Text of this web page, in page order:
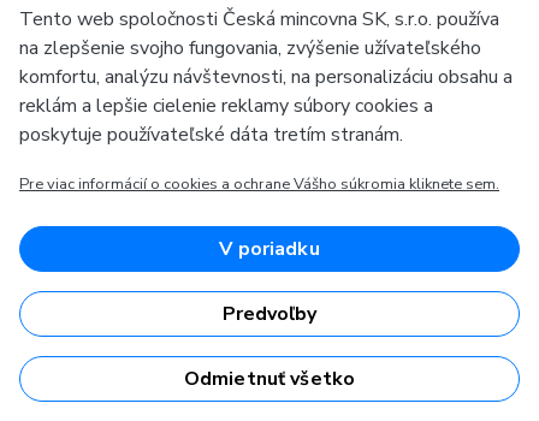
Medzi našich partnerov patria:
Európska únia
OP Podnikanie a inovácie pre konkurencieschopnosť
Európsky fond pre regionálny rozvoj
Česká mincovna, a.s. & Česká mincovna SK, s.r.o. © 1993 - 2026
Tento web spoločnosti Česká mincovna SK, s.r.o. používa
na zlepšenie svojho fungovania, zvýšenie užívateľského
komfortu, analýzu návštevnosti, na personalizáciu obsahu a
reklám a lepšie cielenie reklamy súbory cookies a
poskytuje používateľské dáta tretím stranám.
Pre viac informácií o cookies a ochrane Vášho súkromia kliknete sem.
V poriadku
Predvoľby
Odmietnuť všetko